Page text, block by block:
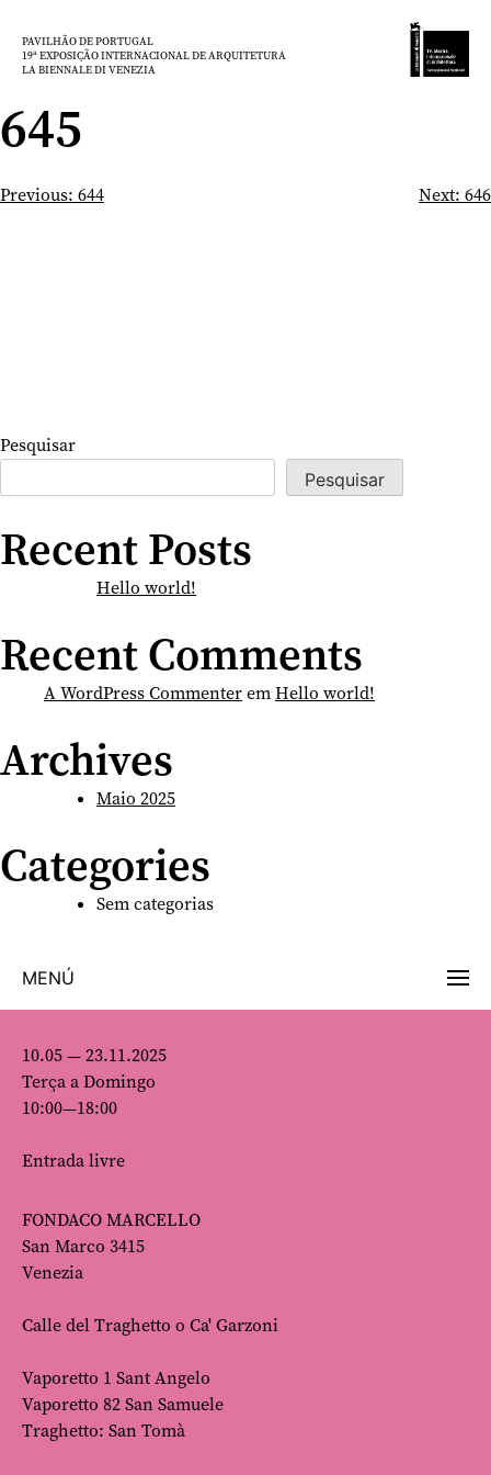
paraPAVILHÃO DE PORTUGAL
19ª EXPOSIÇÃO INTERNACIONAL DE ARQUITETURA
LA BIENNALE DI VENEZIA
645
Navegação
Previous: 644 Next: 646
Pesquisar
Pesquisar
Recent Posts
Hello world!
Recent Comments
A WordPress CommenteremHello world!
Archives
Maio 2025
Categories
Sem categorias
MENÚ
10.05 — 23.11.2025
Terça a Domingo
10:00—18:00
Entrada livre
FONDACO MARCELLO
San Marco 3415
Venezia
Calle del Traghetto o Ca' Garzoni
Vaporetto 1 Sant Angelo
Vaporetto 82 San Samuele
Traghetto: San Tomà